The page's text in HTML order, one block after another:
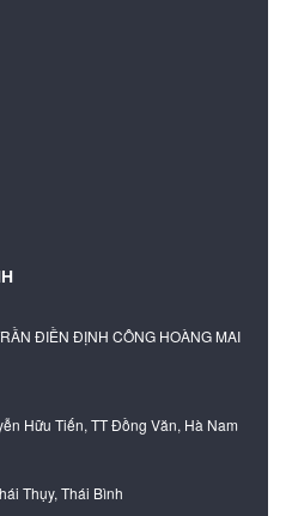
ĐIỀN ĐỊNH CÔNG HOÀNG MAI
Hữu Tiến, TT Đồng Văn, Hà Nam
Thụy, Thái Bình